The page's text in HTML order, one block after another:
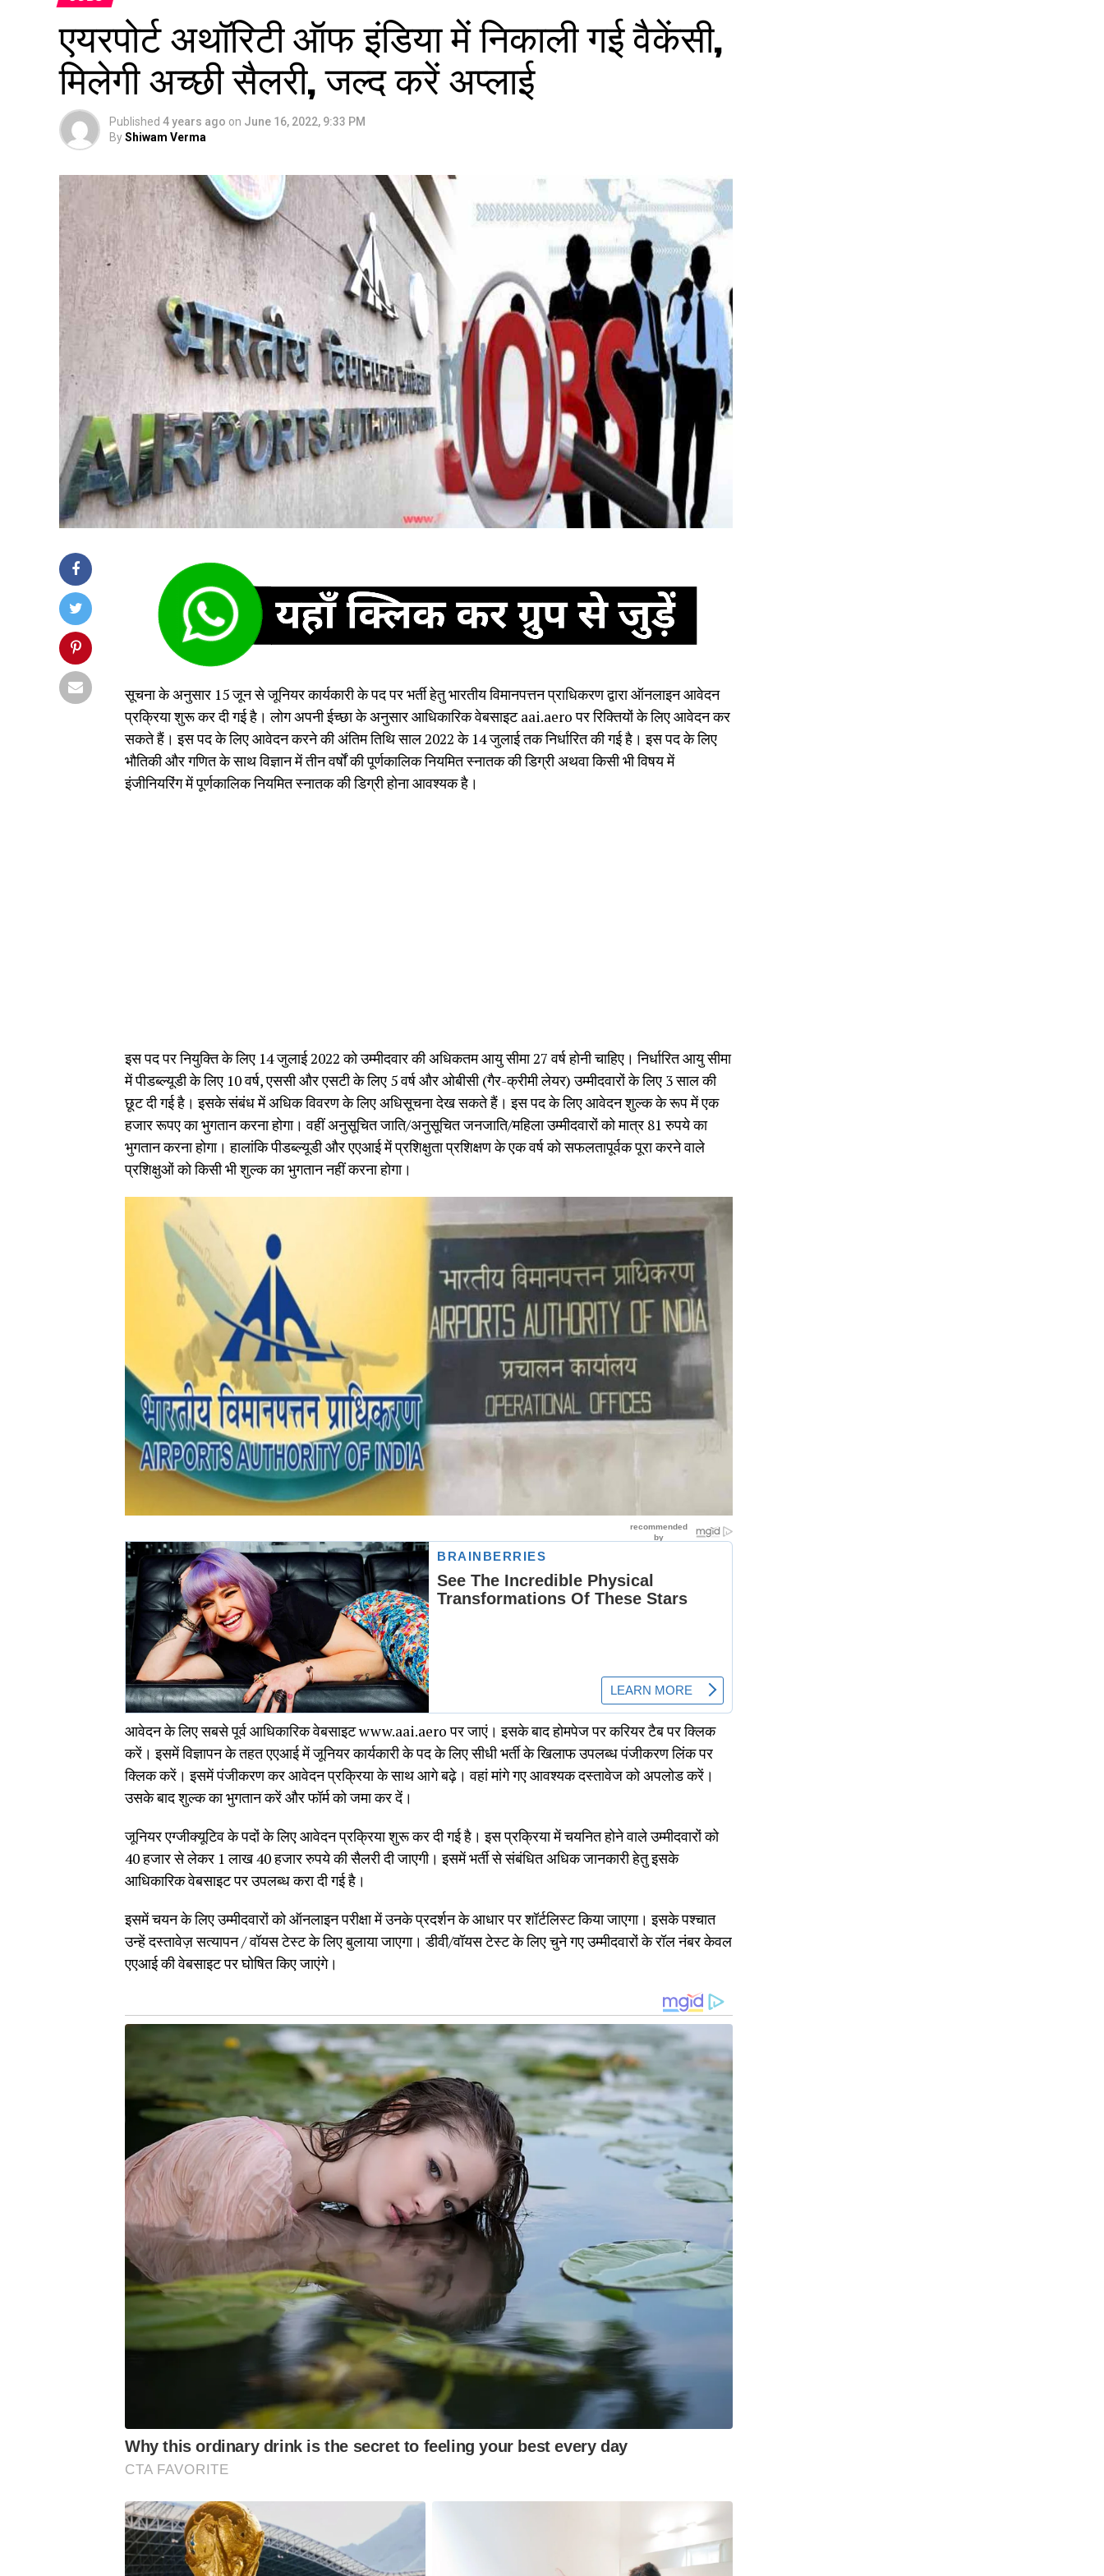
एयरपोर्ट अथॉरिटी ऑफ इंडिया में निकाली गई वैकेंसी,
मिलेगी अच्छी सैलरी, जल्द करें अप्लाई
Published 4 years ago on June 16, 2022, 9:33 PM
ByShiwam Verma
सूचना के अनुसार 15 जून से जूनियर कार्यकारी के पद पर भर्ती हेतु भारतीय विमानपत्तन प्राधिकरण द्वारा ऑनलाइन आवेदन
प्रक्रिया शुरू कर दी गई है। लोग अपनी ईच्छा के अनुसार आधिकारिक वेबसाइट aai.aero पर रिक्तियों के लिए आवेदन कर
सकते हैं। इस पद के लिए आवेदन करने की अंतिम तिथि साल 2022 के 14 जुलाई तक निर्धारित की गई है। इस पद के लिए
भौतिकी और गणित के साथ विज्ञान में तीन वर्षों की पूर्णकालिक नियमित स्नातक की डिग्री अथवा किसी भी विषय में
इंजीनियरिंग में पूर्णकालिक नियमित स्नातक की डिग्री होना आवश्यक है।
इस पद पर नियुक्ति के लिए 14 जुलाई 2022 को उम्मीदवार की अधिकतम आयु सीमा 27 वर्ष होनी चाहिए। निर्धारित आयु सीमा
में पीडब्ल्यूडी के लिए 10 वर्ष, एससी और एसटी के लिए 5 वर्ष और ओबीसी (गैर-क्रीमी लेयर) उम्मीदवारों के लिए 3 साल की
छूट दी गई है। इसके संबंध में अधिक विवरण के लिए अधिसूचना देख सकते हैं। इस पद के लिए आवेदन शुल्क के रूप में एक
हजार रूपए का भुगतान करना होगा। वहीं अनुसूचित जाति/अनुसूचित जनजाति/महिला उम्मीदवारों को मात्र 81 रुपये का
भुगतान करना होगा। हालांकि पीडब्ल्यूडी और एएआई में प्रशिक्षुता प्रशिक्षण के एक वर्ष को सफलतापूर्वक पूरा करने वाले
प्रशिक्षुओं को किसी भी शुल्क का भुगतान नहीं करना होगा।
आवेदन के लिए सबसे पूर्व आधिकारिक वेबसाइट www.aai.aero पर जाएं। इसके बाद होमपेज पर करियर टैब पर क्लिक
करें। इसमें विज्ञापन के तहत एएआई में जूनियर कार्यकारी के पद के लिए सीधी भर्ती के खिलाफ उपलब्ध पंजीकरण लिंक पर
क्लिक करें। इसमें पंजीकरण कर आवेदन प्रक्रिया के साथ आगे बढ़े। वहां मांगे गए आवश्यक दस्तावेज को अपलोड करें।
उसके बाद शुल्क का भुगतान करें और फॉर्म को जमा कर दें।
जूनियर एग्जीक्यूटिव के पदों के लिए आवेदन प्रक्रिया शुरू कर दी गई है। इस प्रक्रिया में चयनित होने वाले उम्मीदवारों को
40 हजार से लेकर 1 लाख 40 हजार रुपये की सैलरी दी जाएगी। इसमें भर्ती से संबंधित अधिक जानकारी हेतु इसके
आधिकारिक वेबसाइट पर उपलब्ध करा दी गई है।
इसमें चयन के लिए उम्मीदवारों को ऑनलाइन परीक्षा में उनके प्रदर्शन के आधार पर शॉर्टलिस्ट किया जाएगा। इसके पश्चात
उन्हें दस्तावेज़ सत्यापन / वॉयस टेस्ट के लिए बुलाया जाएगा। डीवी/वॉयस टेस्ट के लिए चुने गए उम्मीदवारों के रॉल नंबर केवल
एएआई की वेबसाइट पर घोषित किए जाएंगे।